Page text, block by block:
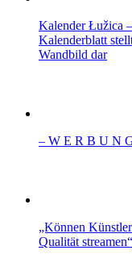
Kalender Łužica
Kalenderblatt
Wandbild dar
– W Ε R Β U Ν
„Können
Qualität streamen“